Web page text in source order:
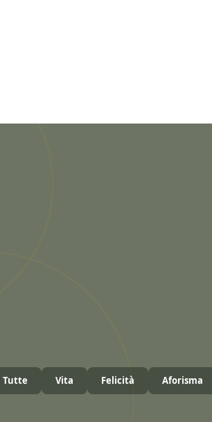
Tutte Vita Felicità Aforisma